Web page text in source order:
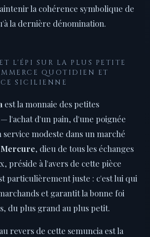
la cohérence symbolique de
la dernière dénomination.
L'ÉPI SUR LA PLUS PETITE
QUOTIDIEN ET
SICILIENNE
est la monnaie des petites
l'achat d'un pain, d'une poignée
service modeste dans un marché
Mercure, dieu de tous les échanges
préside à l'avers de cette pièce
particulièrement juste : c'est lui qui
et garantit la bonne foi
du plus grand au plus petit.
au revers de cette semuncia est la